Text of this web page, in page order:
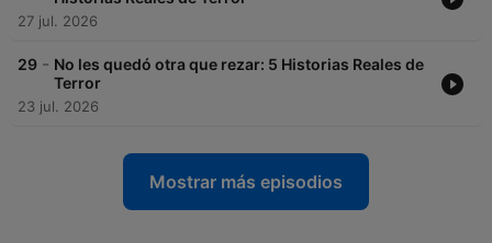
27 jul. 2026
29 - No les quedó otra que rezar: 5 Historias Reales de
Terror
23 jul. 2026
Mostrar más episodios